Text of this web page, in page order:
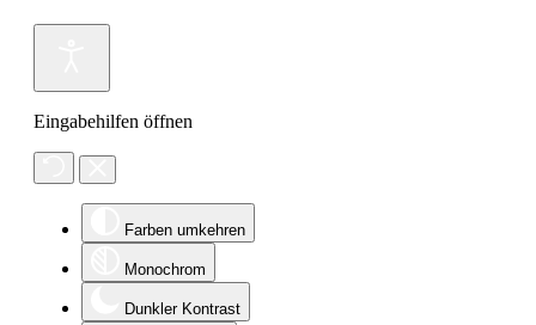
Eingabehilfen öffnen
Farben umkehren
Monochrom
Dunkler Kontrast